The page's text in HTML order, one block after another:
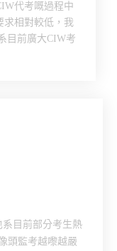
代考嘅過程中
求相對較低，我
目前廣大CIW考
目前部分考生熱
頭監考越嚟越嚴